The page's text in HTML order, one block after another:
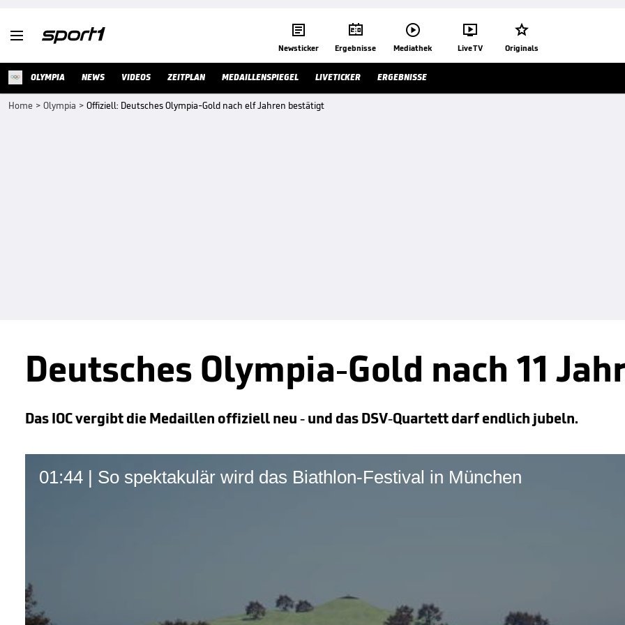
 
Newsticker

Ergebnisse

Mediathek

Live TV

Originals
OLYMPIA NEWS VIDEOS ZEITPLAN MEDAILLENSPIEGEL LIVETICKER ERGEBNISSE
Home > Olympia > Offiziell: Deutsches Olympia-Gold nach elf Jahren bestätigt
Deutsches Olympia-Gold nach 11
Das IOC vergibt die Medaillen offiziell neu - und das DSV-Quartett darf endlich jubeln.
01:44 | So spektakulär wird das Biathlon-Festival in München